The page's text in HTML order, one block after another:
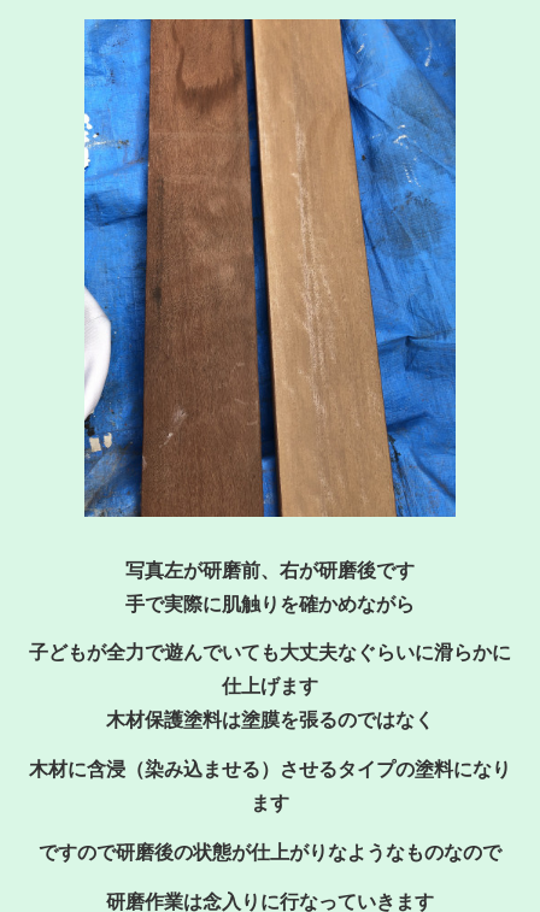
写真左が研磨前、右が研磨後です
手で実際に肌触りを確かめながら
子どもが全力で遊んでいても大丈夫なぐらいに滑らかに
仕上げます
木材保護塗料は塗膜を張るのではなく
木材に含浸（染み込ませる）させるタイプの塗料になり
ます
ですので研磨後の状態が仕上がりなようなものなので
研磨作業は念入りに行なっていきます